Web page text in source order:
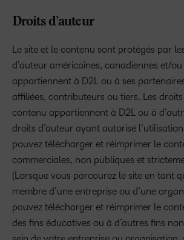
Droits d’auteur
Le site et le contenu sont protégés par
d’auteur américaines, canadiennes et/
appartiennent à D2L ou à ses
affiliées, contributeurs ou tiers. Les
contenu appartiennent à D2L ou à
droits d’auteur ayant autorisé
pouvez télécharger et réimprimer le
commerciales, non publiques et
(Lorsque vous parcourez le site en tant
membre d’une entreprise ou d’une
pouvez télécharger et réimprimer le
des fins éducatives ou à d’autres fins